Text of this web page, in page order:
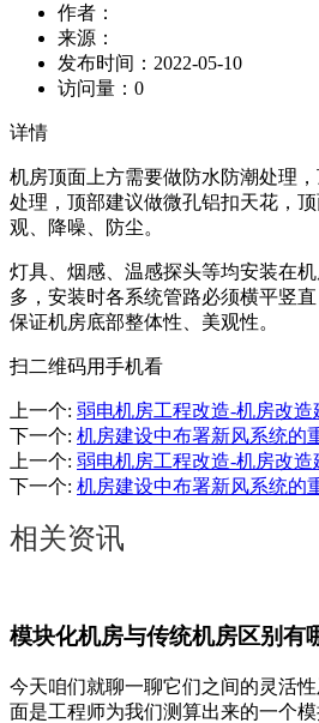
作者：
来源：
发布时间： 2022-05-10
访问量： 0
详情
机房顶面上方需要做防水防潮处理
处理，顶部建议做微孔铝扣天花，
观、降噪、防尘。
灯具、烟感、温感探头等均安装在
多，安装时各系统管路必须横平竖
保证机房底部整体性、美观性。
扫二维码用手机看
上一个: 弱电机房工程改造-机房改造
下一个: 机房建设中布署新风系统的
上一个: 弱电机房工程改造-机房改造
下一个: 机房建设中布署新风系统的
相关资讯
模块化机房与传统机房区别有
今天咱们就聊一聊它们之间的灵活
面是工程师为我们测算出来的一个